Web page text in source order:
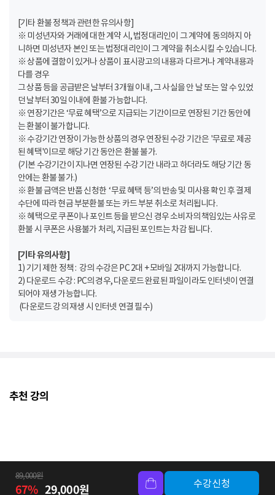
[기타 환불 정책과 관련한 유의사항]
※ 미성년자와 거래에 대한 계약 시, 법정대리인이 그 계약에 동의하지 아
니하면 미성년자 본인 또는 법정대리인이 그 계약을 취소시킬 수 있습니다.
※ 상품에 결함이 있거나 상품이 표시광고의 내용과 다르거나 계약내용과
다를 경우
그 상품 등을 공급받은 날부터 3개월 이내, 그 사실을 안 날 또는 알 수 있었
던 날부터 30일 이내에 환불 가능합니다.
※ 연장기간은 ‘무료 혜택’으로 지급되는 기간이므로 연장된 기간 동안에
는 환불이 불가합니다.
※ 수강기간 연장이 가능한 상품의 경우 연장된 수강 기간은 '무료로 제공
된 혜택'이므로 해당 기간 동안은 환불 불가.
(기본 수강기간이 지나면 연장된 수강 기간 내라고 하더라도 해당 기간 동
안에는 환불 불가.)
※ 환불 금액은 반품 신청한 ‘무료 혜택 등’의 반송 및 미사용 확인 후 결제
수단에 따라 현금 부분환불 또는 카드 부분 취소로 처리됩니다.
※ 혜택으로 쿠폰이나 포인트 등을 받으신 경우 소비자의 책임있는 사유로
환불 시 쿠폰은 사용불가 처리, 지급된 포인트는 차감 됩니다.
[기타 유의사항]
1) 기기 제한 정책 : 강의 수강은 PC 2대 + 모바일 2대까지 가능합니다.
2) 다운로드 수강 : PC의 경우, 다운로드 완료된 파일이라도 인터넷이 연결
되어야 재생 가능합니다.
(다운로드 강의 재생 시 인터넷 연결 필수)
추천 강의
89,000원
67% 29,000원 수강신청